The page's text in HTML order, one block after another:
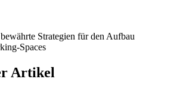
Strategien für den Aufbau
Spaces
Artikel